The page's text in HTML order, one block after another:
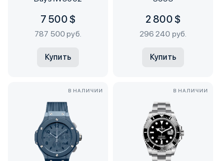
7 500 $
787 500 руб.
Купить
2 800 $
296 240 руб.
Купить
В НАЛИЧИИ В НАЛИЧИИ